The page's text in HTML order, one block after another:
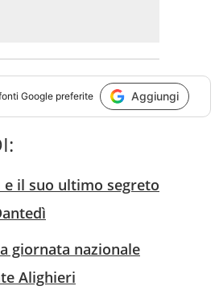
Google preferite Aggiungi
e il suo ultimo segreto
giornata nazionale
Alighieri